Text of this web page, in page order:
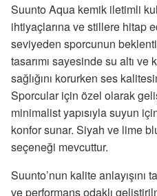
Suunto Aqua kemik iletimli
ihtiyaçlarına ve stillere hitap
seviyeden sporcunun
tasarımı sayesinde su altı
sağlığını korurken ses
Sporcular için özel olarak
minimalist yapısıyla suyun
konfor sunar. Siyah ve lime
seçeneği mevcuttur.
Suunto’nun kalite anlayışını
ve performans odaklı